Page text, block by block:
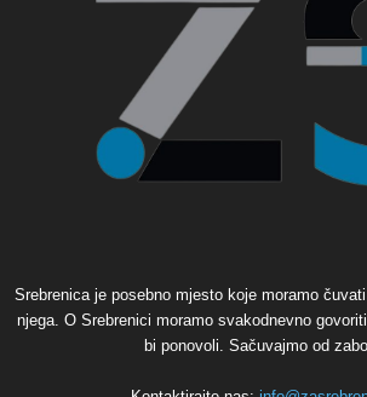
Srebrenica je posebno mjesto koje moramo
njega. O Srebrenici moramo svakodnevno
bi ponovoli. Sačuvajmo od